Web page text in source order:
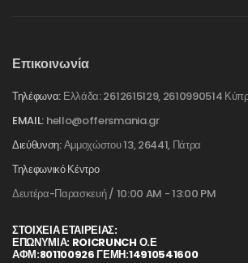
Επικοινωνία
Τηλέφωνα: Ελλάδα: 2612615129, 2610990514
EMAIL: hello@offersmania.gr
Διεύθυνση:Αμμοχώστου 13, 26441, Πάτρα
Τηλεφωνικό Κέντρο
Δευτέρα-Παρασκευή / 10:00 AM - 13:00 PM
ΣΤΟΙΧΕΊΑ ΕΤΑΙΡΕΊΑΣ:
ΕΠΩΝΥΜΙΑ: ROICRUNCH Ο.Ε
ΑΦΜ:801100926 ΓΕΜΗ:14910541600